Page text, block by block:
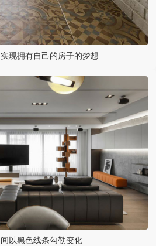
现拥有自己的房子的梦想
以黑色线条勾勒变化